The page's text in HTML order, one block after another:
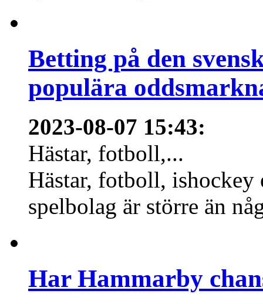
Betting på den
populära
2023-08-07 15:43:
Hästar, fotboll,...
Hästar, fotboll,
spelbolag är större än
Har Hammarby